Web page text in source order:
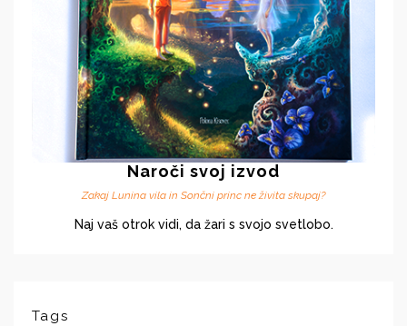
Naroči svoj izvod
Zakaj Lunina vila in Sončni princ ne živita skupaj?
Naj vaš otrok vidi, da žari s svojo svetlobo.
Tags